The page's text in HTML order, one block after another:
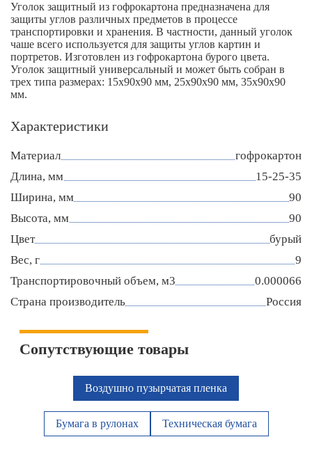
Уголок защитный из гофрокартона предназначена для
защиты углов различных предметов в процессе
транспортировки и хранения. В частности, данный уголок
чаше всего используется для защиты углов картин и
портретов. Изготовлен из гофрокартона бурого цвета.
Уголок защитный универсальный и может быть собран в
трех типа размерах: 15х90х90 мм, 25х90х90 мм, 35х90х90
мм.
Характеристики
Материал
гофрокартон
Длина, мм
15-25-35
Ширина, мм
90
Высота, мм
90
Цвет
бурый
Вес, г
9
Транспортировочный объем, м3
0.000066
Страна производитель
Россия
Сопутствующие товары
Воздушно пузырчатая пленка
Бумага в рулонах Техническая бумага